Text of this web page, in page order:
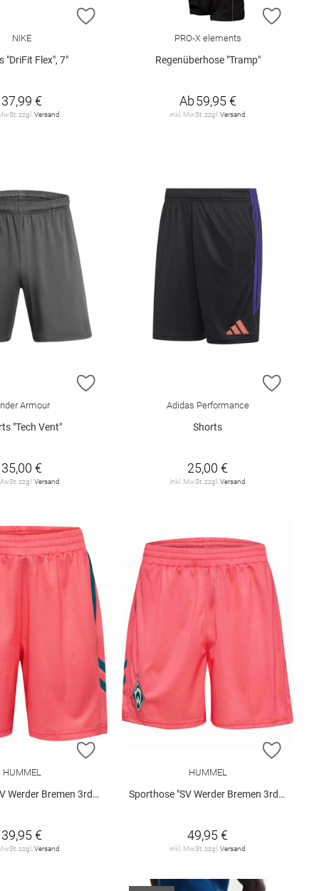
HINZUFÜGEN ZUR WUNSCHLISTE HINZUFÜGEN
NIKE
"DriFit Flex", 7"
37,99 €
zzgl.Versand
ZUR
PRO-X elements
Regenüberhose "Tramp"
Ab59,95 €
inkl. MwSt. zzgl.Versand
HINZUFÜGEN
Armour
"Tech Vent"
35,00 €
zzgl.Versand
ZUR
Adidas Performance
Shorts
25,00 €
inkl. MwSt. zzgl.Versand
HINZUFÜGEN
HUMMEL
Bremen 3rd 2026/27 Kids"
39,95 €
zzgl.Versand
ZUR
HUMMEL
Sporthose "SV Werder Bremen 3rd 2026/27"
49,95 €
inkl. MwSt. zzgl.Versand